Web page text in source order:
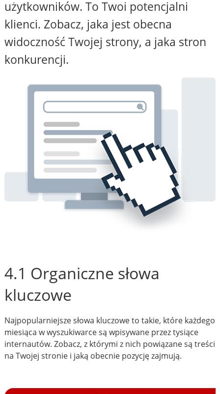
użytkowników. To Twoi potencjalni
klienci. Zobacz, jaka jest obecna
widoczność Twojej strony, a jaka stron
konkurencji.
4.1 Organiczne słowa
kluczowe
Najpopularniejsze słowa kluczowe to takie, które każdego
miesiąca w wyszukiwarce są wpisywane przez tysiące
internautów. Zobacz, z którymi z nich powiązane są treści
na Twojej stronie i jaką obecnie pozycję zajmują.